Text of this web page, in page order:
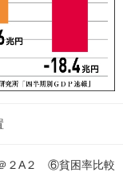
２A２ ⑥貧困率比較